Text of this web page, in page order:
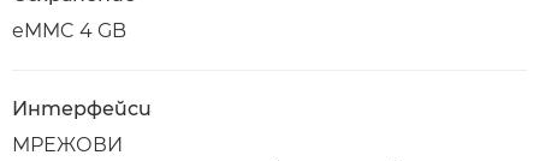
eMMC 4 GB
Интерфейси
МРЕЖОВИ